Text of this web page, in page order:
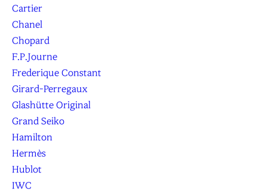
Cartier
Chanel
Chopard
F.P.Journe
Frederique Constant
Girard-Perregaux
Glashütte Original
Grand Seiko
Hamilton
Hermès
Hublot
IWC